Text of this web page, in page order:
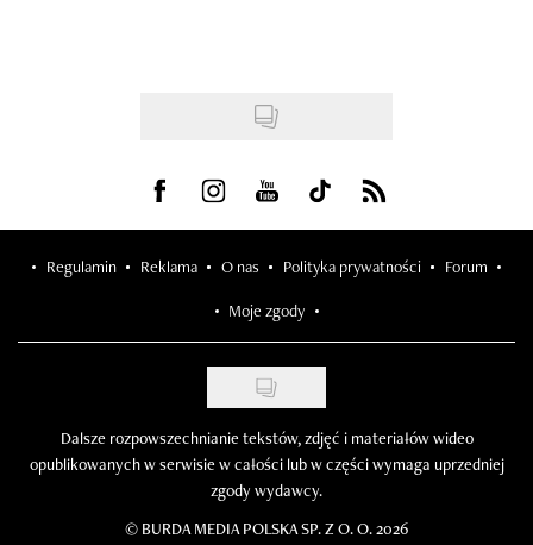
Visit us on Facebook
Visit us on Instagram
Visit us on Youtube
Visit us on Tiktok
Visit us on Rss
Regulamin Reklama O nas Polityka prywatności Forum
Moje zgody
Dalsze rozpowszechnianie tekstów, zdjęć i materiałów wideo
opublikowanych w serwisie w całości lub w części wymaga uprzedniej
zgody wydawcy.
© BURDA MEDIA POLSKA SP. Z O. O. 2026